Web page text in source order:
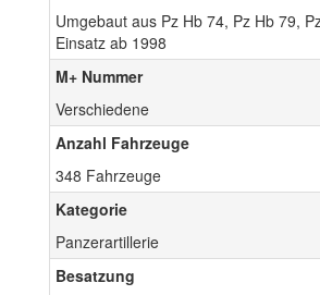
Umgebaut aus Pz Hb 74, Pz Hb 79,
Einsatz ab 1998
M+ Nummer
Verschiedene
Anzahl Fahrzeuge
348 Fahrzeuge
Kategorie
Panzerartillerie
Besatzung